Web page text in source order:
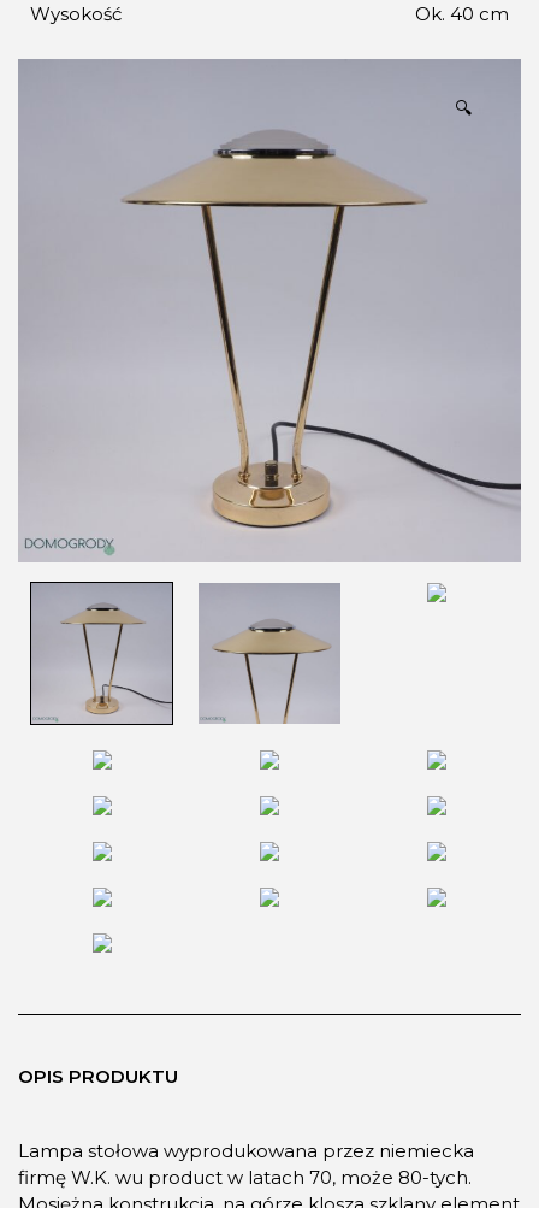
🔍
OPIS PRODUKTU
Lampa stołowa wyprodukowana przez niemiecka
firmę W.K. wu product w latach 70, może 80-tych.
Wysokość Ok. 40 cm